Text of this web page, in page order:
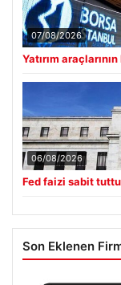
07/08/2026
Yatırım
06/08/2026
Fed faizi sabit tuttu
Son Eklenen